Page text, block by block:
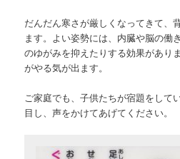
だんだん寒さが厳しくなってきて、
ます。よい姿勢には、内臓や脳の働
のゆがみを抑えたりする効果があり
がやる気が出ます。
ご家庭でも、子供たちが宿題をして
目し、声をかけてあげてください。